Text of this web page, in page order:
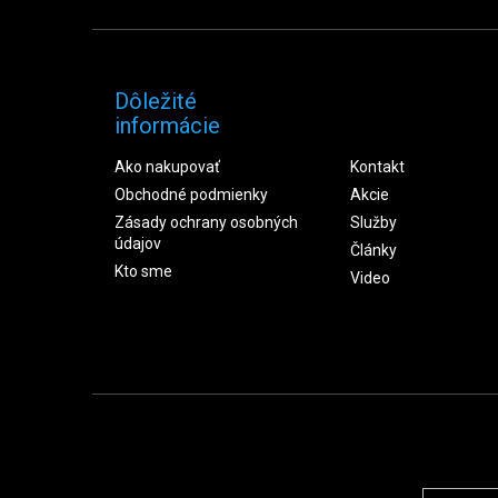
Dôležité
informácie
Ako nakupovať
Obchodné podmienky
Zásady ochrany osobných
údajov
Kto sme
Kontakt
Akcie
Služby
Články
Video